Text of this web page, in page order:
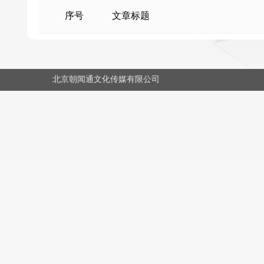
序号 文章标题
北京朝闻通文化传媒有限公司